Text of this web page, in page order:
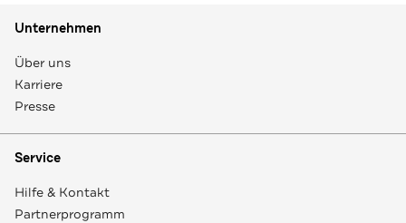
Unternehmen
Über uns
Karriere
Presse
Service
Hilfe & Kontakt
Partnerprogramm